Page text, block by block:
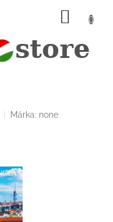
KOSÁR
Márka: none